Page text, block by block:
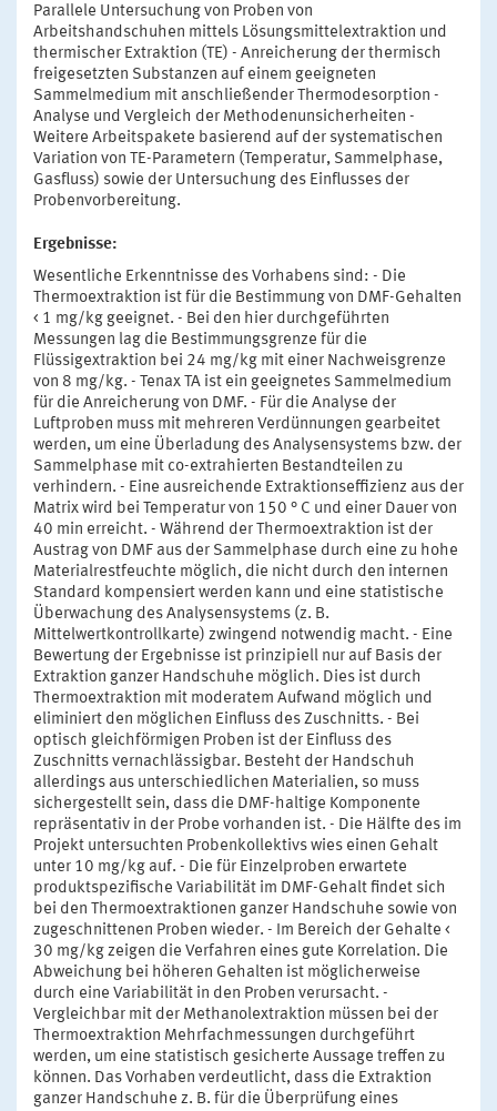
Parallele Untersuchung von Proben von
Arbeitshandschuhen mittels Lösungsmittelextraktion und
thermischer Extraktion (TE) - Anreicherung der thermisch
freigesetzten Substanzen auf einem geeigneten
Sammelmedium mit anschließender Thermodesorption -
Analyse und Vergleich der Methodenunsicherheiten -
Weitere Arbeitspakete basierend auf der systematischen
Variation von TE-Parametern (Temperatur, Sammelphase,
Gasfluss) sowie der Untersuchung des Einflusses der
Probenvorbereitung.
Ergebnisse:
Wesentliche Erkenntnisse des Vorhabens sind: - Die
Thermoextraktion ist für die Bestimmung von DMF-Gehalten
< 1 mg/kg geeignet. - Bei den hier durchgeführten
Messungen lag die Bestimmungsgrenze für die
Flüssigextraktion bei 24 mg/kg mit einer Nachweisgrenze
von 8 mg/kg. - Tenax TA ist ein geeignetes Sammelmedium
für die Anreicherung von DMF. - Für die Analyse der
Luftproben muss mit mehreren Verdünnungen gearbeitet
werden, um eine Überladung des Analysensystems bzw. der
Sammelphase mit co-extrahierten Bestandteilen zu
verhindern. - Eine ausreichende Extraktionseffizienz aus der
Matrix wird bei Temperatur von 150 ° C und einer Dauer von
40 min erreicht. - Während der Thermoextraktion ist der
Austrag von DMF aus der Sammelphase durch eine zu hohe
Materialrestfeuchte möglich, die nicht durch den internen
Standard kompensiert werden kann und eine statistische
Überwachung des Analysensystems (z. B.
Mittelwertkontrollkarte) zwingend notwendig macht. - Eine
Bewertung der Ergebnisse ist prinzipiell nur auf Basis der
Extraktion ganzer Handschuhe möglich. Dies ist durch
Thermoextraktion mit moderatem Aufwand möglich und
eliminiert den möglichen Einfluss des Zuschnitts. - Bei
optisch gleichförmigen Proben ist der Einfluss des
Zuschnitts vernachlässigbar. Besteht der Handschuh
allerdings aus unterschiedlichen Materialien, so muss
sichergestellt sein, dass die DMF-haltige Komponente
repräsentativ in der Probe vorhanden ist. - Die Hälfte des im
Projekt untersuchten Probenkollektivs wies einen Gehalt
unter 10 mg/kg auf. - Die für Einzelproben erwartete
produktspezifische Variabilität im DMF-Gehalt findet sich
bei den Thermoextraktionen ganzer Handschuhe sowie von
zugeschnittenen Proben wieder. - Im Bereich der Gehalte <
30 mg/kg zeigen die Verfahren eines gute Korrelation. Die
Abweichung bei höheren Gehalten ist möglicherweise
durch eine Variabilität in den Proben verursacht. -
Vergleichbar mit der Methanolextraktion müssen bei der
Thermoextraktion Mehrfachmessungen durchgeführt
werden, um eine statistisch gesicherte Aussage treffen zu
können. Das Vorhaben verdeutlicht, dass die Extraktion
ganzer Handschuhe z. B. für die Überprüfung eines